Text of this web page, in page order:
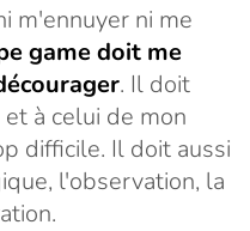
m'ennuyer ni me
game doit me
. Il doit
à celui de mon
difficile. Il doit aussi
l'observation, la